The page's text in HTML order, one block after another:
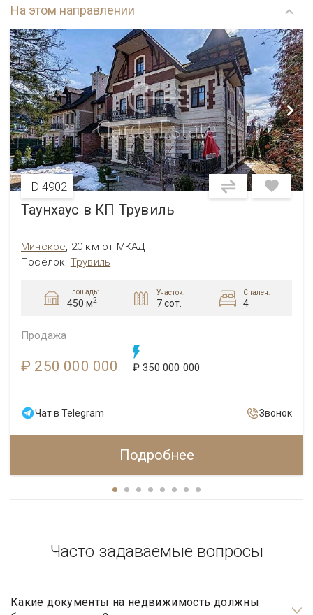
На этом направлении
ID 4902
Таунхаус в КП Трувиль
Минское, 20 км от МКАД
Посёлок: Трувиль
Площадь:
450 м2
Участок:
7 сот.
Спален:
4
Продажа
₽ 250 000 000 ₽ 350 000 000
Чат в Telegram Звонок
Подробнее
Часто задаваемые вопросы
Какие документы на недвижимость должны